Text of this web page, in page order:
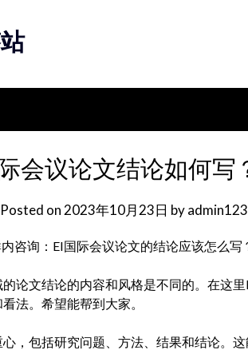
会议论文结论如何写
Posted on 2023年10月23日 by
咨询：EI国际会议论文的结论应该怎么写
论文结论的内容和风格是不同的。在这
法。希望能帮到大家。
，包括研究问题、方法、结果和结论。